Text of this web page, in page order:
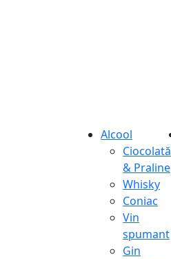
Alcool
Ciocolată
& Praline
Whisky
Coniac
Vin
spumant
Gin